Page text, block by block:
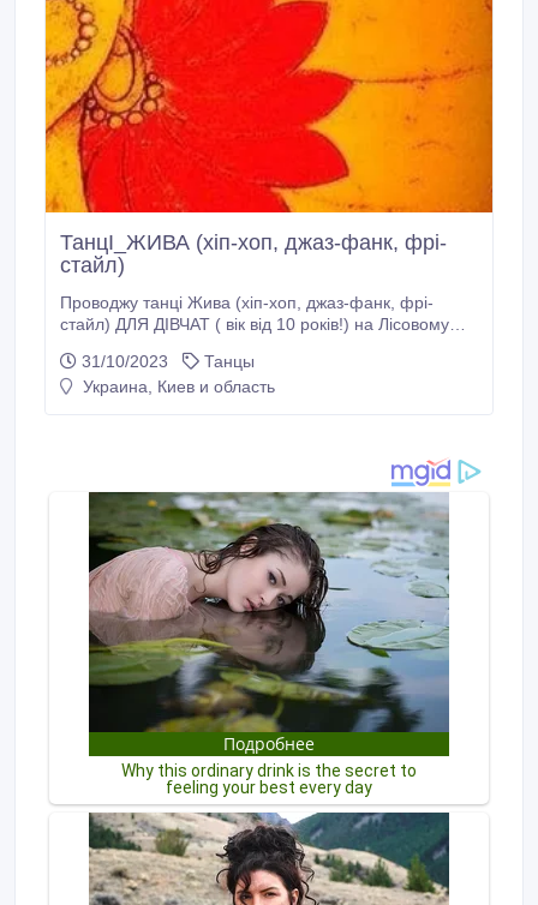
ТанцІ_ЖИВА (хіп-хоп, джаз-фанк, фрі-
стайл)
Проводжу танці Жива (хіп-хоп, джаз-фанк, фрі-
стайл) ДЛЯ ДІВЧАТ ( вік від 10 років!) на Лісовому
(хвилин 20-25), танці, розтяжка, прес. Заняття поки
що кожної неділі 0 13.00. Всі бажаючі розкачатися,
31/10/2023
Танцы
Украина, Киев и область